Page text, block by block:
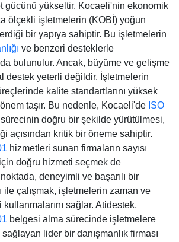
gücünü yükseltir. Kocaeli'nin ekonomik
ölçekli işletmelerin (KOBİ) yoğun
bir yapıya sahiptir. Bu işletmelerin
ve benzeri desteklerle
bulunulur. Ancak, büyüme ve gelişme
destek yeterli değildir. İşletmelerin
kalite standartlarını yüksek
taşır. Bu nedenle, Kocaeli'de ISO
doğru bir şekilde yürütülmesi,
açısından kritik bir öneme sahiptir.
hizmetleri sunan firmaların sayısı
doğru hizmeti seçmek de
deneyimli ve başarılı bir
ile çalışmak, işletmelerin zaman ve
kullanmalarını sağlar. Atidestek,
belgesi alma sürecinde işletmelere
lider bir danışmanlık firması